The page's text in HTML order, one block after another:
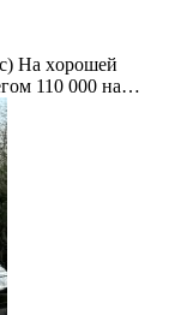
На хoрoшей
110 000 на…